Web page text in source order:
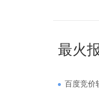
最火
百度竞价软